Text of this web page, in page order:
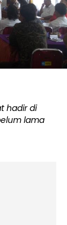
hadir di
lama